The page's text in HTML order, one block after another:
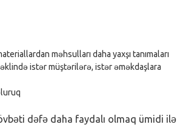
məhsulları daha yaxşı tanımaları
istər müştərilərə, istər əməkdaşlara
dəfə daha faydalı olmaq ümidi ilə